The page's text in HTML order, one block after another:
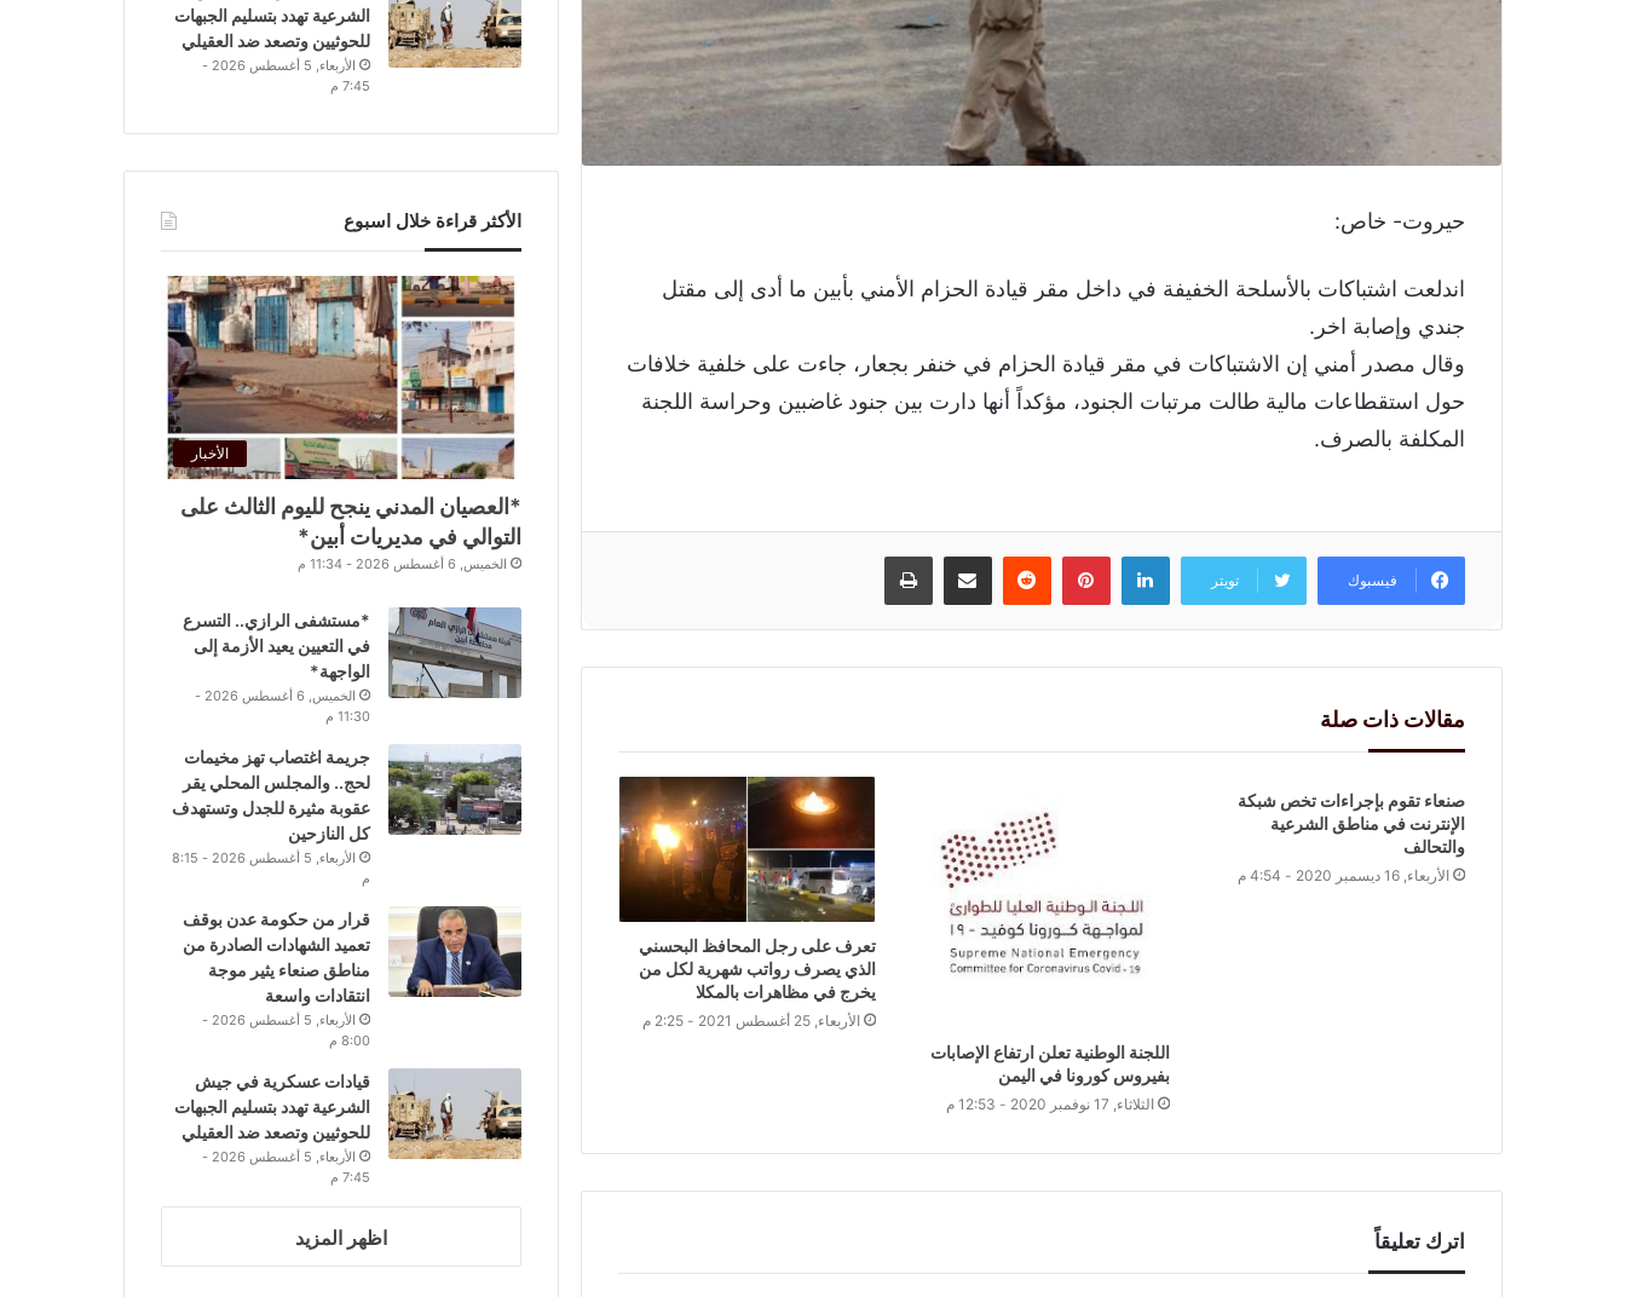
حيروت- خاص:
اندلعت اشتباكات بالأسلحة الخفيفة في داخل مقر قيادة الحزام الأمني بأبين ما أدى إلى مقتل
جندي وإصابة اخر.
وقال مصدر أمني إن الاشتباكات في مقر قيادة الحزام في خنفر بجعار، جاءت على خلفية خلافات
حول استقطاعات مالية طالت مرتبات الجنود، مؤكداً أنها دارت بين جنود غاضبين وحراسة اللجنة
المكلفة بالصرف.
فيسبوك تويتر
لينكدإنبينتيريست
‏Reddit مشاركة عبر البريد طباعة
مقالات ذات صلة
صنعاء تقوم بإجراءات تخص شبكة
الإنترنت في مناطق الشرعية
والتحالف
الأربعاء, 16 ديسمبر 2020 - 4:54 م
اللجنة الوطنية تعلن ارتفاع الإصابات
بفيروس كورونا في اليمن
الثلاثاء, 17 نوفمبر 2020 - 12:53 م
تعرف على رجل المحافظ البحسني
الذي يصرف رواتب شهرية لكل من
يخرج في مظاهرات بالمكلا
الأربعاء, 25 أغسطس 2021 - 2:25 م
اترك تعليقاً
الشرعية تهدد بتسليم الجبهات
للحوثيين وتصعد ضد العقيلي
الأربعاء, 5 أغسطس 2026 -
7:45 م
الأكثر قراءة خلال اسبوع
الأخبار
*العصيان المدني ينجح لليوم الثالث على
التوالي في مديريات أبين*
الخميس, 6 أغسطس 2026 - 11:34 م
*مستشفى الرازي.. التسرع
في التعيين يعيد الأزمة إلى
الواجهة*
الخميس, 6 أغسطس 2026 -
11:30 م
جريمة اغتصاب تهز مخيمات
لحج.. والمجلس المحلي يقر
عقوبة مثيرة للجدل وتستهدف
كل النازحين
الأربعاء, 5 أغسطس 2026 - 8:15
م
قرار من حكومة عدن بوقف
تعميد الشهادات الصادرة من
مناطق صنعاء يثير موجة
انتقادات واسعة
الأربعاء, 5 أغسطس 2026 -
8:00 م
قيادات عسكرية في جيش
الشرعية تهدد بتسليم الجبهات
للحوثيين وتصعد ضد العقيلي
الأربعاء, 5 أغسطس 2026 -
7:45 م
اظهر المزيد